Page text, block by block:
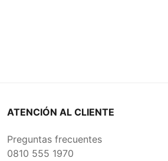
ATENCIÓN AL CLIENTE
Preguntas frecuentes
0810 555 1970